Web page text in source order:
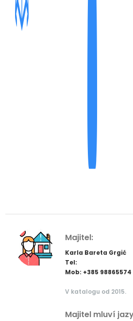
Majitel:
Karla Bareta Grgić
Tel:
Mob: +385 98865574
V katalogu od 2015.
Majitel mluví